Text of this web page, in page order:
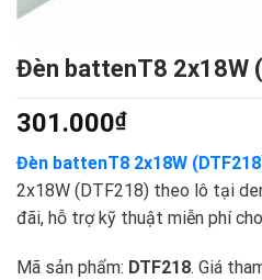
Đèn battenT8 2x18W
301.000₫
Đèn battenT8 2x18W
2x18W (DTF218) theo lô tại
đãi, hỗ trợ kỹ thuật miễn phí
Mã sản phẩm: DTF218. Giá